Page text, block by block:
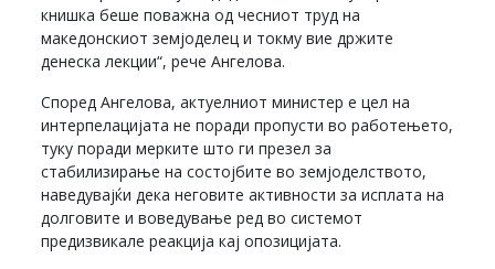
книшка беше поважна од чесниот труд на
македонскиот земјоделец и токму вие држите
денеска лекции“, рече Ангелова.
Според Ангелова, актуелниот министер е цел на
интерпелацијата не поради пропусти во работењето,
туку поради мерките што ги презел за
стабилизирање на состојбите во земјоделството,
наведувајќи дека неговите активности за исплата на
долговите и воведување ред во системот
предизвикале реакција кај опозицијата.